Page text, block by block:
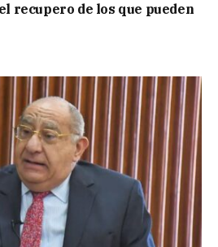
recupero de los que pueden